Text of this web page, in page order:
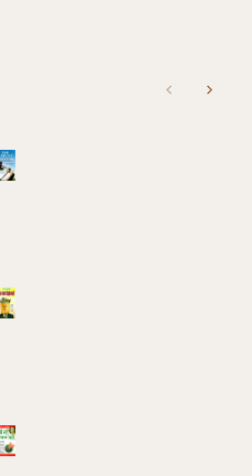
PreviousNext
review!
soon.